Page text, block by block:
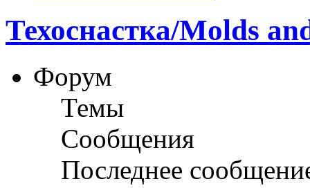
Техоснастка/Molds
Форум
Темы
Сообщения
Последнее